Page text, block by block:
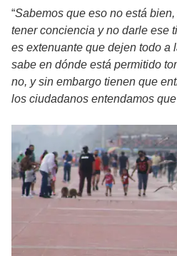
“Sabemos que eso no está
tener conciencia y no darle ese
es extenuante que dejen todo a
sabe en dónde está permitido
no, y sin embargo tienen que
los ciudadanos entendamos